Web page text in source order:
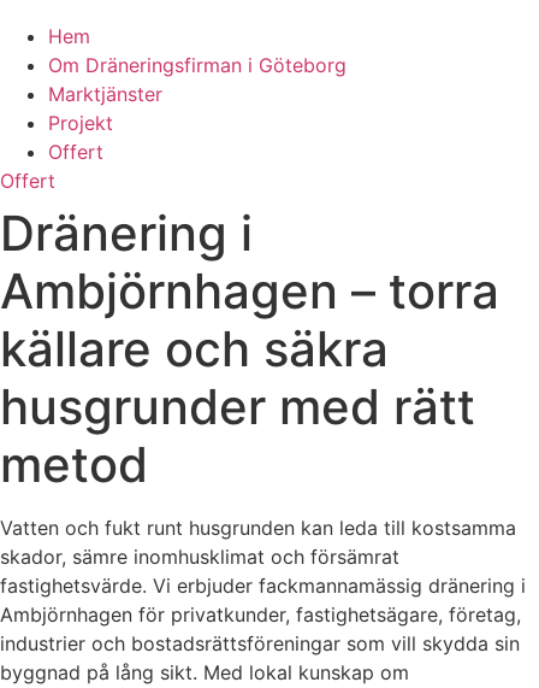
Hem
Om Dräneringsfirman i Göteborg
Marktjänster
Projekt
Offert
Offert
Dränering i
Ambjörnhagen – torra
källare och säkra
husgrunder med rätt
metod
Vatten och fukt runt husgrunden kan leda till kostsamma
skador, sämre inomhusklimat och försämrat
fastighetsvärde. Vi erbjuder fackmannamässig dränering i
Ambjörnhagen för privatkunder, fastighetsägare, företag,
industrier och bostadsrättsföreningar som vill skydda sin
byggnad på lång sikt. Med lokal kunskap om